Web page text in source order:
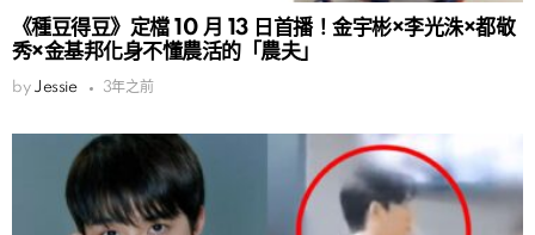
《種豆得豆》定檔 10 月 13 日首播！金宇彬×李光洙×都敬
秀×金基邦化身不懂農活的「農夫」
by Jessie 3年之前